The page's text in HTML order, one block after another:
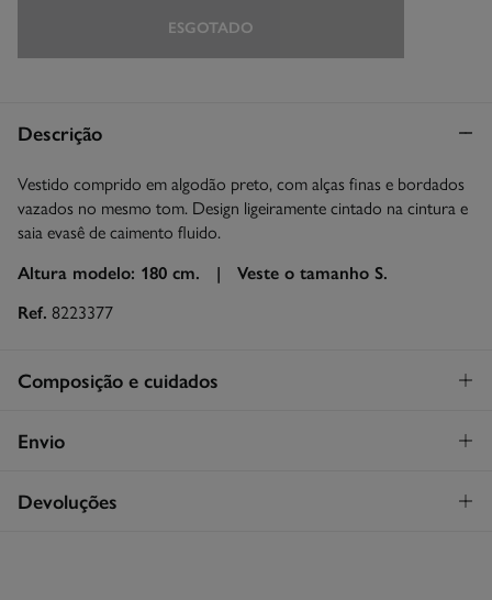
ESGOTADO
Descrição
Vestido comprido em algodão preto, com alças finas e bordados
vazados no mesmo tom. Design ligeiramente cintado na cintura e
saia evasê de caimento fluido.
Altura modelo: 180 cm. | Veste o tamanho S.
Ref. 8223377
Composição e cuidados
Composição
Cuidados
Envio
STANDARD
Devoluções